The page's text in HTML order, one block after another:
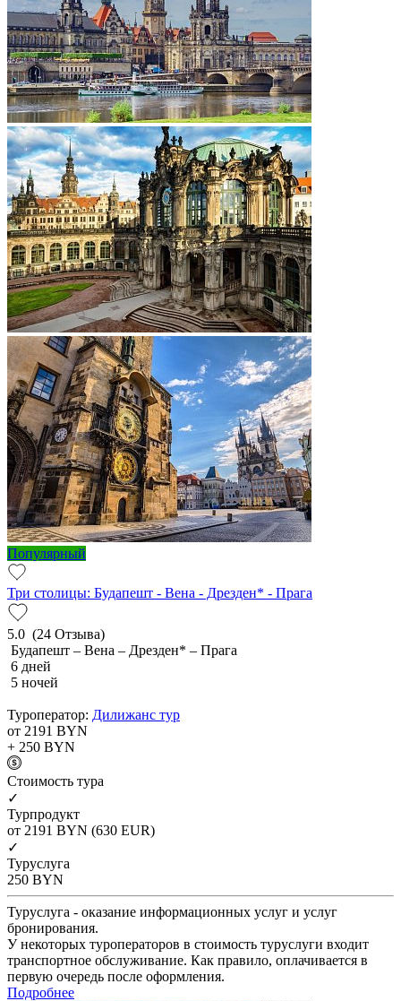
Популярный
Три столицы: Будапешт - Вена - Дрезден* - Прага
5.0 (24 Отзыва)
Будапешт – Вена – Дрезден* – Прага
6 дней
5 ночей
Туроператор: Дилижанс тур
от 2191 BYN
+ 250 BYN
Cтоимость тура
✓
Турпродукт
от 2191 BYN (630 EUR)
✓
Туруслуга
250 BYN
Туруслуга - оказание информационных услуг и услуг
бронирования.
У некоторых туроператоров в стоимость туруслуги входит
транспортное обслуживание. Как правило, оплачивается в
первую очередь после оформления.
Подробнее